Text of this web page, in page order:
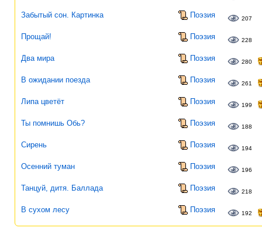
Забытый сон. Картинка Поэзия 207
Прощай! Поэзия 228
Два мира Поэзия 280
В ожидании поезда Поэзия 261
Липа цветёт Поэзия 199
Ты помнишь Обь? Поэзия 188
Сирень Поэзия 194
Осенний туман Поэзия 196
Танцуй, дитя. Баллада Поэзия 218
В сухом лесу Поэзия 192